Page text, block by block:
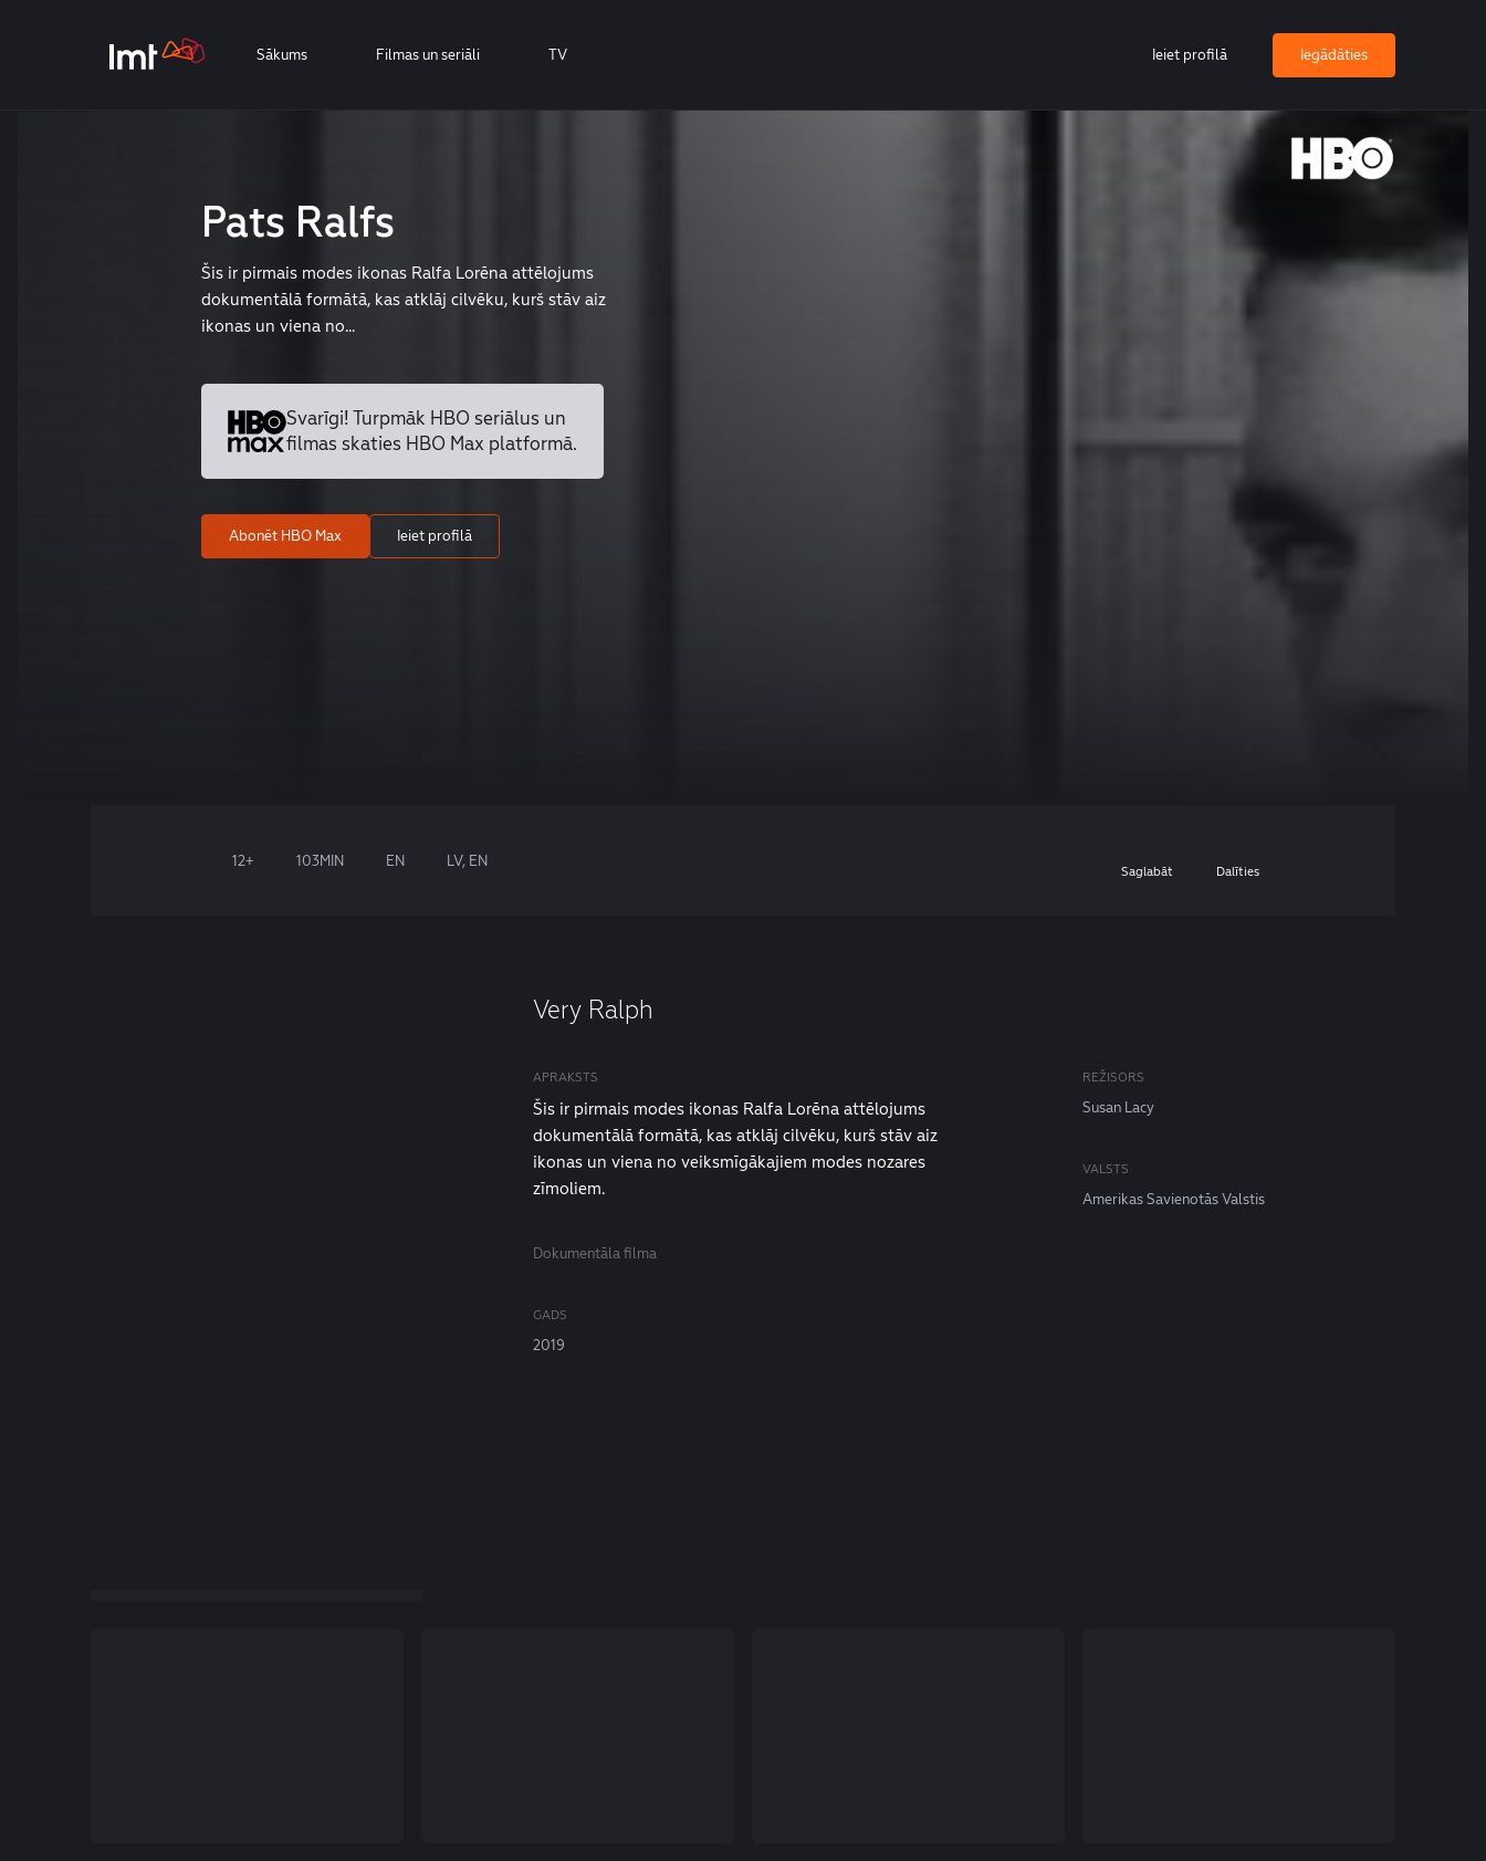
Sākums Filmas un seriāli TV Ieiet profilā Iegādāties
Pats Ralfs
Šis ir pirmais modes ikonas Ralfa Lorēna attēlojums
dokumentālā formātā, kas atklāj cilvēku, kurš stāv aiz
ikonas un viena no...
Svarīgi! Turpmāk HBO seriālus un
filmas skaties HBO Max platformā.
Abonēt HBO Max Ieiet profilā
12+ 103MIN EN LV, EN
Saglabāt Dalīties
Very Ralph
APRAKSTS
Šis ir pirmais modes ikonas Ralfa Lorēna attēlojums
dokumentālā formātā, kas atklāj cilvēku, kurš stāv aiz
ikonas un viena no veiksmīgākajiem modes nozares
zīmoliem.
Dokumentāla filma
GADS
2019
REŽISORS
Susan Lacy
VALSTS
Amerikas Savienotās Valstis